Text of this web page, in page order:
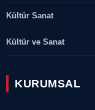
Kültür Sanat
Kültür ve Sanat
KURUMSAL